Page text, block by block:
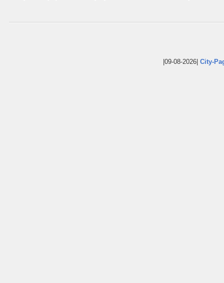
|09-08-2026| City-